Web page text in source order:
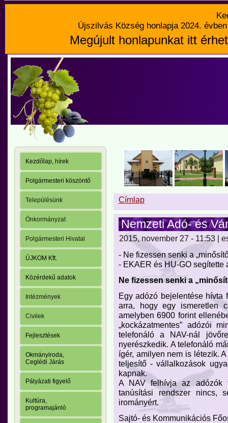
Újszilvás Község honlapja 2024.
Megújult honlapunkat itt
Kezdőlap, hírek
Polgármesteri köszöntő
Településünk
Önkormányzat
Polgármesteri Hivatal
ÚJKOM Kft.
Közérdekű adatok
Intézmények
Civilek
Fejlesztések
Okmányiroda,
Ceglédi Járás
Pályázati figyelő
Kultúra,
programajánló
Címlap
Nemzeti Adó- és
2015, november 27 - 11:53 |
- Ne fizessen senki a
- EKAER és HU-GO segítette
Ne fizessen senki a
Egy adózó bejelentése hívta
arra, hogy egy ismeretlen
amelyben 6900 forint
„kockázatmentes” adózói
telefonáló a NAV-nál
nyerészkedik. A telefonáló
ígér, amilyen nem is létezik.
teljesítő - vállalkozások
kapnak.
A NAV felhívja az adózók
tanúsítási rendszer nincs,
irományért.
Sajtó- és Kommunikációs